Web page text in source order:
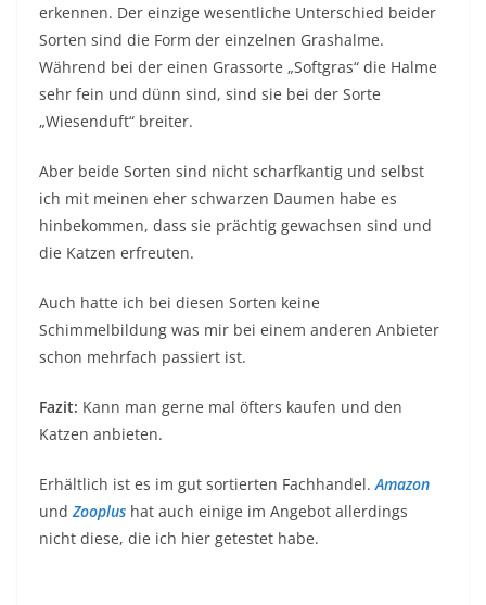
erkennen. Der einzige wesentliche Unterschied beider
Sorten sind die Form der einzelnen Grashalme.
Während bei der einen Grassorte „Softgras“ die Halme
sehr fein und dünn sind, sind sie bei der Sorte
„Wiesenduft“ breiter.
Aber beide Sorten sind nicht scharfkantig und selbst
ich mit meinen eher schwarzen Daumen habe es
hinbekommen, dass sie prächtig gewachsen sind und
die Katzen erfreuten.
Auch hatte ich bei diesen Sorten keine
Schimmelbildung was mir bei einem anderen Anbieter
schon mehrfach passiert ist.
Fazit: Kann man gerne mal öfters kaufen und den
Katzen anbieten.
Erhältlich ist es im gut sortierten Fachhandel. Amazon
und Zooplus hat auch einige im Angebot allerdings
nicht diese, die ich hier getestet habe.